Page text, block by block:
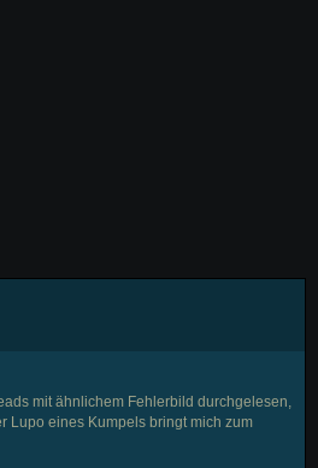
mit ähnlichem Fehlerbild durchgelesen,
Lupo eines Kumpels bringt mich zum